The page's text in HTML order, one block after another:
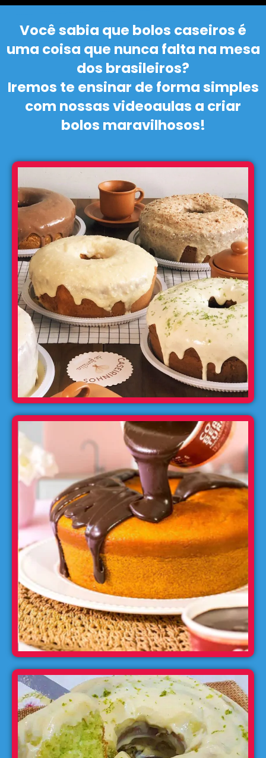
Você sabia que bolos caseiros é
uma coisa que nunca falta na mesa
dos brasileiros?
Iremos te ensinar de forma simples
com nossas videoaulas a criar
bolos maravilhosos!